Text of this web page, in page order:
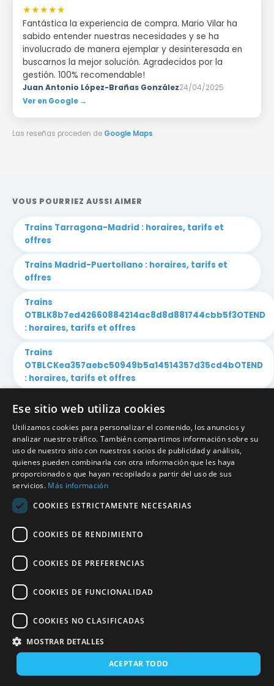
★★★★★
Fantástica la experiencia de compra. Mario Vilar ha
sabido entender nuestras necesidades y se ha
involucrado de manera ejemplar y desinteresada en
buscarnos la mejor solución. Agradecidos por la
gestión. 100% recomendable!
Juan Antonio López-Brañas González24/04/2025
Ver en Google →
Las reseñas proceden de Google Maps.
VOUS POURRIEZ AUSSI AIMER
Trains Tarragona-Madrid : horaires, tarifs et
offres
Trains Madrid-Puertollano : horaires, tarifs et
offres
Trains
OTBLK8b7ed42660884214ac8d8d881744cbb5f3OTEND
: horaires, tarifs et offres
Trains
OTBLCKea357aebc50949b5a14514357d35cd4bOTEND
: horaires, tarifs et offres
OTBLK1f9949bde5944a628813026feadeefec
Trains OTEND : horaires, tarifs et offres
Trains Madrid-Granada : horaires, tarifs et offres
Trains Barcelona-Tarragona : horaires, tarifs et
offres
Trains Lleida-Tarragona : horaires, tarifs et offres
Trains pour Tarragona
This page is also available in English.
Switch to English
Stay in Spanish
Ese sitio web utiliza cookies
Utilizamos cookies para personalizar el contenido, los anuncios y
analizar nuestro tráfico. También compartimos información sobre su
uso de nuestro sitio con nuestros socios de publicidad y análisis,
quienes pueden combinarla con otra información que les haya
proporcionado o que hayan recopilado a partir del uso de sus
servicios. Más información
COOKIES ESTRICTAMENTE NECESARIAS
COOKIES DE RENDIMIENTO
COOKIES DE PREFERENCIAS
COOKIES DE FUNCIONALIDAD
COOKIES NO CLASIFICADAS
MOSTRAR DETALLES
ACEPTAR TODO